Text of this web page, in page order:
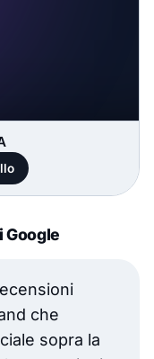
Google
che
sopra la